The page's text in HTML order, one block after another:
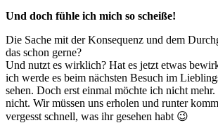
Und doch fühle ich mich so scheiße!
Die Sache mit der Konsequenz und dem
das schon gerne?
Und nutzt es wirklich? Hat es jetzt etwas
ich werde es beim nächsten Besuch im
sehen. Doch erst einmal möchte ich nicht
nicht. Wir müssen uns erholen und runter
vergesst schnell, was ihr gesehen habt 😉